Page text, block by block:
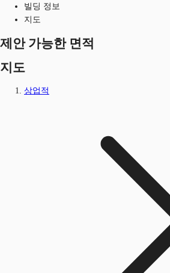
빌딩 정보
지도
제안 가능한 면적
지도
상업적